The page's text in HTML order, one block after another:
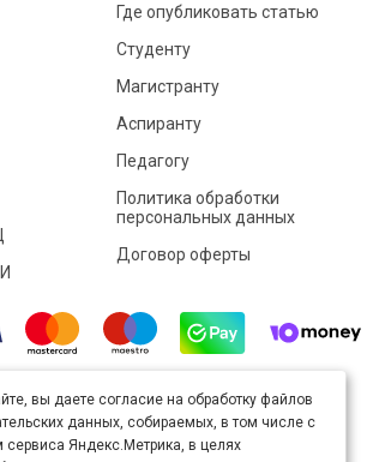
Где опубликовать статью
Студенту
Магистранту
Аспиранту
Педагогу
Политика обработки
персональных данных
Договор оферты
произведение доступно полицензии Creative
Commons «Attribution» («Атрибуция») 4.0
Непортированная.
вы даете согласие на обработку файлов
данных, собираемых, в том числе с
сервиса Яндекс.Метрика, в целях